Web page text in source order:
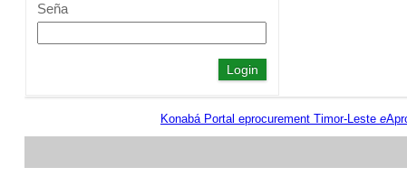
Seña
Konabá Portal eprocurement Timor-Leste e